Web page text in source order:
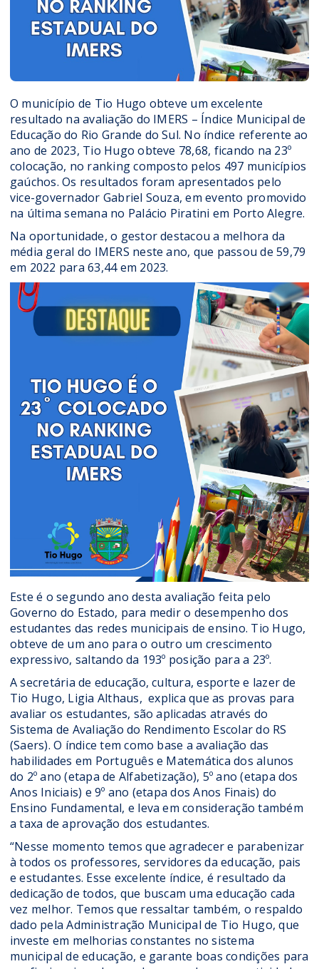
O município de Tio Hugo obteve um excelente
resultado na avaliação do IMERS – Índice Municipal de
Educação do Rio Grande do Sul. No índice referente ao
ano de 2023, Tio Hugo obteve 78,68, ficando na 23º
colocação, no ranking composto pelos 497 municípios
gaúchos. Os resultados foram apresentados pelo
vice-governador Gabriel Souza, em evento promovido
na última semana no Palácio Piratini em Porto Alegre.
Na oportunidade, o gestor destacou a melhora da
média geral do IMERS neste ano, que passou de 59,79
em 2022 para 63,44 em 2023.
Este é o segundo ano desta avaliação feita pelo
Governo do Estado, para medir o desempenho dos
estudantes das redes municipais de ensino. Tio Hugo,
obteve de um ano para o outro um crescimento
expressivo, saltando da 193º posição para a 23º.
A secretária de educação, cultura, esporte e lazer de
Tio Hugo, Ligia Althaus, explica que as provas para
avaliar os estudantes, são aplicadas através do
Sistema de Avaliação do Rendimento Escolar do RS
(Saers). O índice tem como base a avaliação das
habilidades em Português e Matemática dos alunos
do 2º ano (etapa de Alfabetização), 5º ano (etapa dos
Anos Iniciais) e 9º ano (etapa dos Anos Finais) do
Ensino Fundamental, e leva em consideração também
a taxa de aprovação dos estudantes.
“Nesse momento temos que agradecer e parabenizar
à todos os professores, servidores da educação, pais
e estudantes. Esse excelente índice, é resultado da
dedicação de todos, que buscam uma educação cada
vez melhor. Temos que ressaltar também, o respaldo
dado pela Administração Municipal de Tio Hugo, que
investe em melhorias constantes no sistema
municipal de educação, e garante boas condições para